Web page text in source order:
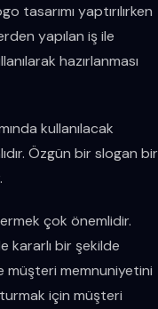
tasarımı yaptırılırken
yapılan iş ile
hazırlanması
kullanılacak
Özgün bir slogan bir
çok önemlidir.
kararlı bir şekilde
müşteri memnuniyetini
için müşteri